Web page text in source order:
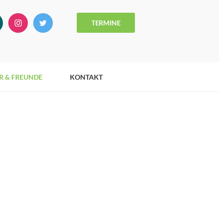
TERMINE
& FREUNDE KONTAKT